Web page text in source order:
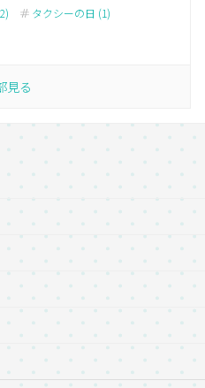
タクシーの日 (1)
見る